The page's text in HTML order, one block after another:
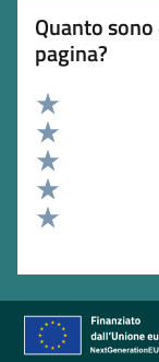
Quanto
pagina?
Valuta 5 stelle su
Valuta 4 stelle su
Valuta 3 stelle su
Valuta 2 stelle su